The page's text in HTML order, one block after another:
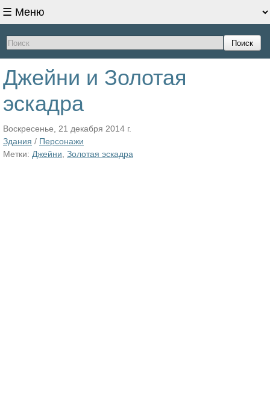
Поиск
Джейни и Золотая
эскадра
Воскресенье, 21 декабря 2014 г.
Здания / Персонажи
Метки: Джейни Золотая эскадра